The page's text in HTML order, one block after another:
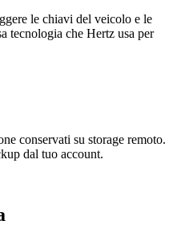
le chiavi del veicolo e le
tecnologia che Hertz usa per
conservati su storage remoto.
dal tuo account.